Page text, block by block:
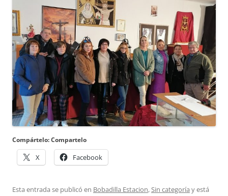
Compártelo: Compartelo
X Facebook
Esta entrada se publicó en Bobadilla Estacion, Sin categoría y está